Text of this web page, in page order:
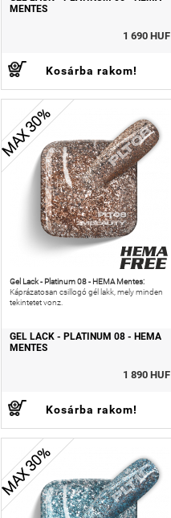
MENTES
1 690 HUF
Kosárba rakom!
30%
Gel Lack - Platinum 08 - HEMA Mentes:
Káprázatosan csillogó gél lakk, mely minden
tekintetet vonz.
GEL LACK - PLATINUM 08 - HEMA
MENTES
1 890 HUF
Kosárba rakom!
30%